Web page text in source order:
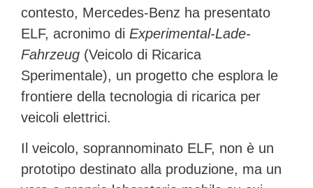
contesto, Mercedes-Benz ha presentato
ELF, acronimo di Experimental-Lade-
Fahrzeug (Veicolo di Ricarica
Sperimentale), un progetto che esplora le
frontiere della tecnologia di ricarica per
veicoli elettrici.
Il veicolo, soprannominato ELF, non è un
prototipo destinato alla produzione, ma un